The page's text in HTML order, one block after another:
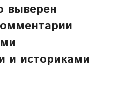
выверен
и историками